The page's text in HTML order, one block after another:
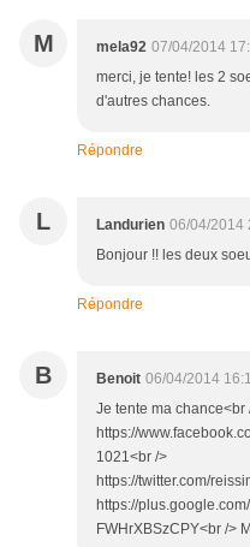
M mela92 07/04/2014
merci, je tente! les 2
d'autres chances.
Répondre
L Landurien 06/04/2014
Bonjour !! les deux
Répondre
B Benoit 06/04/2014
Je tente ma
https://
1021<br />
https://twitter.com/
https://
FWHrXBSzCPY<br />